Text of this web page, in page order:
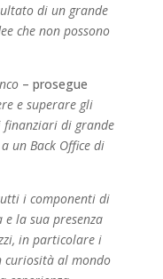
di un grande
che non possono
– prosegue
e superare gli
di grande
un Back Office di
i componenti di
e la sua presenza
in particolare i
curiosità al mondo